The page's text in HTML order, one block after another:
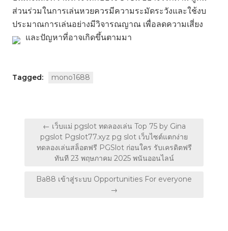
ส่วนร่วมในการเล่นหวยควรมีความระมัดระวังและใช้งบ
ประมาณการเล่นอย่างมีวิจารณญาณ เพื่อลดความเสี่ยง
และปัญหาที่อาจเกิดขึ้นตามมา
Tagged: mono1688
แนะแนว
เรื่อง
← เว็บแม่ pgslot ทดลองเล่น Top 75 by Gina
pgslot Pgslot77.xyz pg slot เว็บไซต์แตกง่าย
ทดลองเล่นสล็อตฟรี PGSlot ก่อนใคร รับเครดิตฟรี
ทันที 23 พฤษภาคม 2025 พนันออนไลน์
Ba88 เข้าสู่ระบบ Opportunities For everyone
→